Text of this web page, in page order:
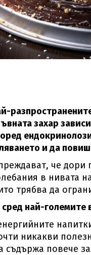
захар
и да
че дори
в нивата
трябва да
най-големите
никакви
съдържа повече